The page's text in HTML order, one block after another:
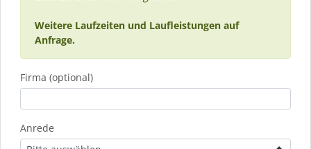
Weitere Laufzeiten und Laufleistungen auf
Anfrage.
Firma (optional)
Anrede